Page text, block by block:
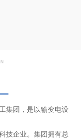
集团，是以输变电设
技企业。集团拥有总